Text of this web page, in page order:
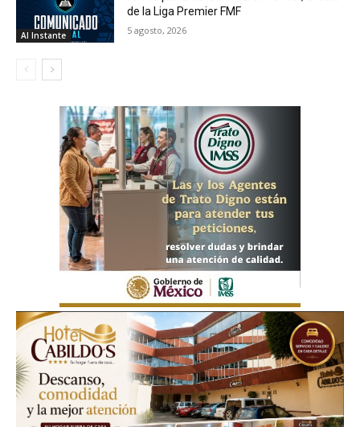
Al Instante
de la Liga Premier FMF
5 agosto, 2026